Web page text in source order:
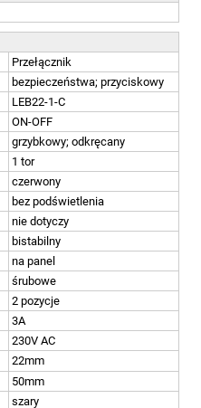
Przełącznik
bezpieczeństwa; przyciskowy
LEB22-1-C
ON-OFF
grzybkowy; odkręcany
1 tor
czerwony
bez podświetlenia
nie dotyczy
bistabilny
na panel
śrubowe
2 pozycje
3A
230V AC
22mm
50mm
szary